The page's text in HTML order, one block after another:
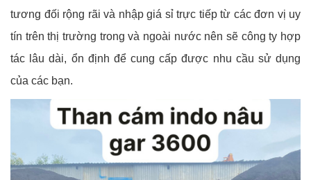
tương đối rộng rãi và nhập giá sỉ trực tiếp từ các đơn vị uy
tín trên thị trường trong và ngoài nước nên sẽ công ty hợp
tác lâu dài, ổn định để cung cấp được nhu cầu sử dụng
của các bạn.